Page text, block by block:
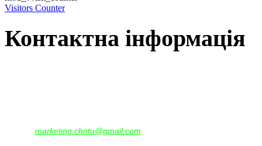
Visitors Counter
Контактна інформація
marketing.chntu@gmail.com